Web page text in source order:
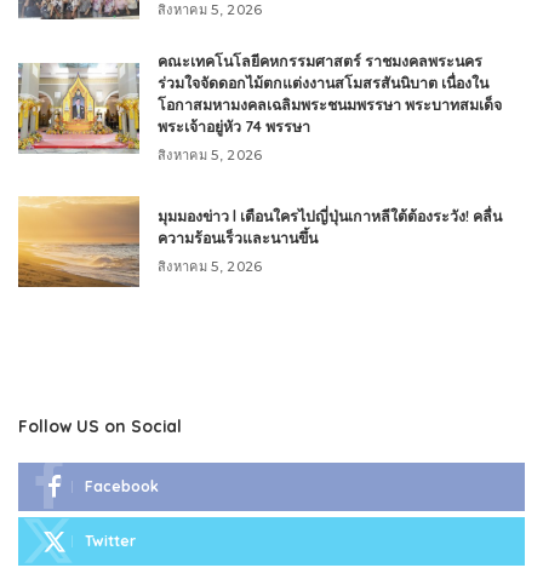
สิงหาคม 5, 2026
คณะเทคโนโลยีคหกรรมศาสตร์ ราชมงคลพระนคร
ร่วมใจจัดดอกไม้ตกแต่งงานสโมสรสันนิบาต เนื่องใน
โอกาสมหามงคลเฉลิมพระชนมพรรษา พระบาทสมเด็จ
พระเจ้าอยู่หัว 74 พรรษา
สิงหาคม 5, 2026
มุมมองข่าว l เตือนใครไปญี่ปุ่นเกาหลีใต้ต้องระวัง! คลื่น
ความร้อนเร็วและนานขึ้น
สิงหาคม 5, 2026
Follow US on Social
Facebook
Twitter